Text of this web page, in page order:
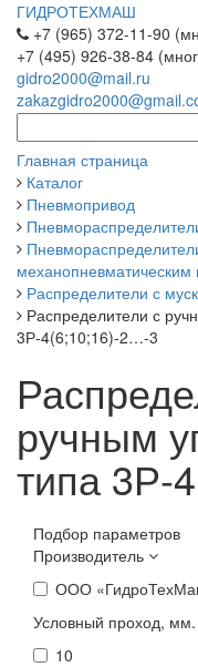
ГИДРОТЕХМАШ
+7 (965) 372-11-90
+7 (495) 926-38-84
gidro2000@mail.ru
Главная страница
Каталог
Пневмопривод
Распределители с
Распределители с
3Р-4(6;10;16)-2…-3
ручным
типа 3Р-
Подбор параметров
Производитель
ООО
Условный проход, мм.
10